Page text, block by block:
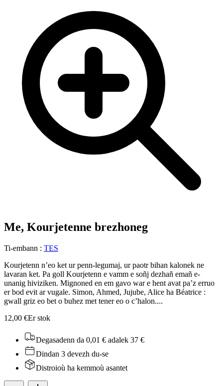
Me, Kourjetenne brezhoneg
Ti-embann : TES
Kourjetenn n’eo ket ur penn-legumaj, ur paotr bihan kalonek ne
lavaran ket. Pa goll Kourjetenn e vamm e soñj dezhañ emañ e-
unanig hiviziken. Mignoned en em gavo war e hent avat pa’z erruo
er bod evit ar vugale. Simon, Ahmed, Jujube, Alice ha Béatrice :
gwall griz eo bet o buhez met tener eo o c’halon....
12,00 €Er stok
Degasadenn da 0,01 € adalek 37 €
Dindan 3 devezh du-se
Distroioù ha kemmoù asantet